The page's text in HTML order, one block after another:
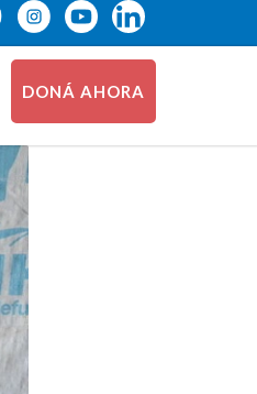
DONÁ AHORA